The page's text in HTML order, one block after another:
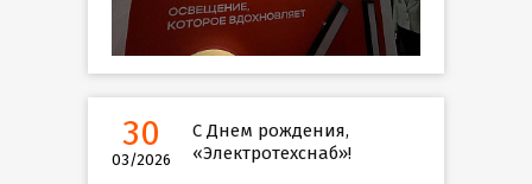
30
03/2026
С Днем рождения,
«Электротехснаб»!